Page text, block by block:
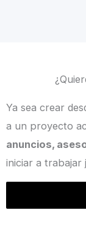
Ya sea crear
a un proyecto
anuncios,
iniciar a trabajar